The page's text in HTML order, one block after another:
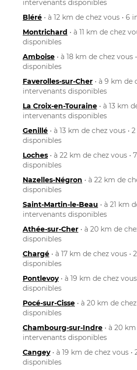
intervenants disponibles
Bléré • à 12 km de chez vous •
Montrichard • à 11 km de chez
disponibles
Amboise • à 18 km de chez vous
disponibles
Faverolles-sur-Cher • à 9 km de
intervenants disponibles
La Croix-en-Touraine • à 13 km
intervenants disponibles
Genillé • à 13 km de chez vous •
disponibles
Loches • à 22 km de chez vous •
disponibles
Nazelles-Négron • à 22 km de
disponibles
Saint-Martin-le-Beau • à 21 km
intervenants disponibles
Athée-sur-Cher • à 20 km de
disponibles
Chargé • à 17 km de chez vous
disponibles
Pontlevoy• à 19 km de chez
disponibles
Pocé-sur-Cisse • à 20 km de
disponibles
Chambourg-sur-Indre • à 20
intervenants disponibles
Cangey• à 19 km de chez vous
disponibles